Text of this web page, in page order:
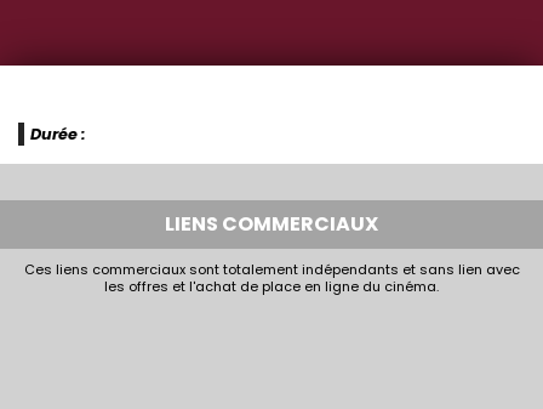
Durée :
LIENS COMMERCIAUX
Ces liens commerciaux sont totalement indépendants et sans lien avec
les offres et l'achat de place en ligne du cinéma.